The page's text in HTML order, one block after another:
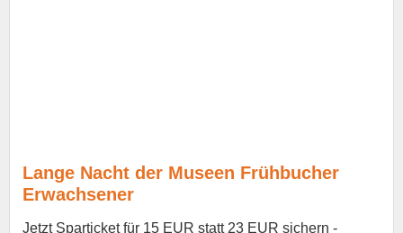
Lange Nacht der Museen Frühbucher
Erwachsener
Jetzt Sparticket für 15 EUR statt 23 EUR sichern -